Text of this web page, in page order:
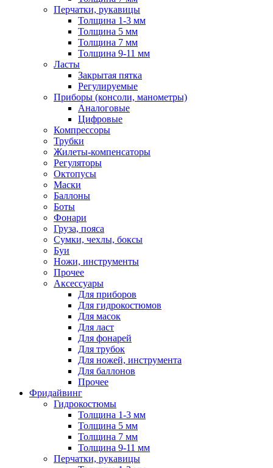
Перчатки, рукавицы
Толщина 1-3 мм
Толщина 5 мм
Толщина 7 мм
Толщина 9-11 мм
Ласты
Закрытая пятка
Регулируемые
Приборы (консоли, манометры)
Аналоговые
Цифровые
Компрессоры
Трубки
Жилеты-компенсаторы
Регуляторы
Октопусы
Маски
Баллоны
Боты
Фонари
Груза, пояса
Сумки, чехлы, боксы
Буи
Ножи, инструменты
Прочее
Аксессуары
Для приборов
Для гидрокостюмов
Для масок
Для ласт
Для фонарей
Для трубок
Для ножей, инструмента
Для баллонов
Прочее
Фридайвинг
Гидрокостюмы
Толщина 1-3 мм
Толщина 5 мм
Толщина 7 мм
Толщина 9-11 мм
Перчатки, рукавицы